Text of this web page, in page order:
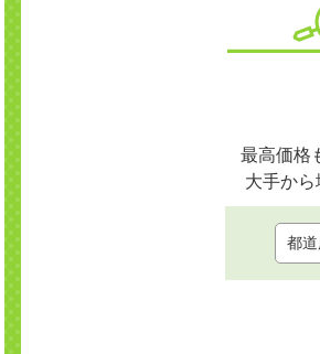
最高価格
大手から